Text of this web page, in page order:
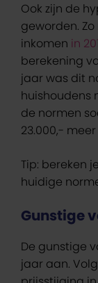
Ook zijn de
geworden.
inkomen in
berekening
jaar was dit
huishoudens
de normen
23.000,-
Tip: bereken je
huidige
Gunstige
De gunstige
jaar aan.